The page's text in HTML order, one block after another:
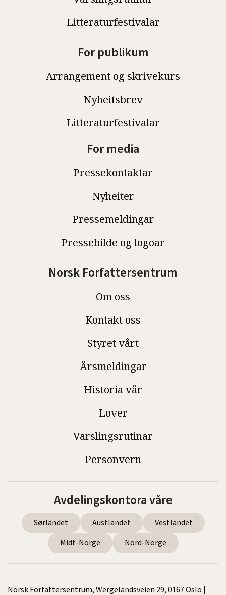
Litteraturfestivalar
For publikum
Arrangement og skrivekurs
Nyheitsbrev
Litteraturfestivalar
For media
Pressekontaktar
Nyheiter
Pressemeldingar
Pressebilde og logoar
Norsk Forfattersentrum
Om oss
Kontakt oss
Styret vårt
Årsmeldingar
Historia vår
Lover
Varslingsrutinar
Personvern
Avdelingskontora våre
Sørlandet Austlandet
Vestlandet
Midt-Norge
Nord-Norge
Norsk Forfattersentrum, Wergelandsveien 29, 0167 Oslo |